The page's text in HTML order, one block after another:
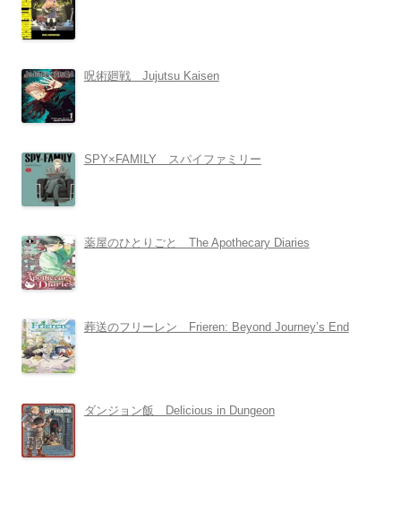
呪術廻戦 Jujutsu Kaisen
SPY×FAMILY スパイファミリー
薬屋のひとりごと The Apothecary Diaries
葬送のフリーレン Frieren: Beyond Journey’s End
ダンジョン飯 Delicious in Dungeon